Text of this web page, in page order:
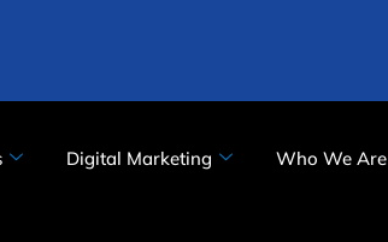
Digital Marketing Who We Are